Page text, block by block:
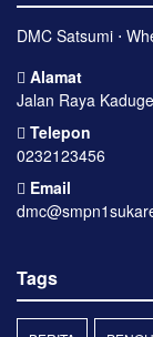
DMC Satsumi ⋅
Alamat
Jalan Raya
Telepon
0232123456
Email
Tags